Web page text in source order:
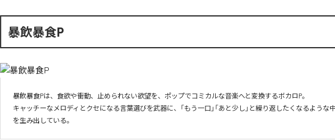
暴飲暴食P
暴飲暴食Pは、食欲や衝動、止められない欲望を、ポップでコミカルな音楽へと変換するボカロP。
キャッチーなメロディとクセになる言葉選びを武器に、「もう一口」「あと少し」と繰り返したくなるような
を生み出している。